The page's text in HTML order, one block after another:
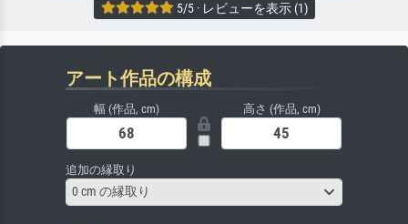
5/5 · レビューを表示 (1)
アート作品の構成
幅 (作品, cm) 高さ (作品, cm)
追加の縁取り
0 cm の縁取り